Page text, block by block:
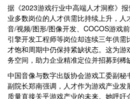
据《2023游戏行业中高端人才洞察》
业多数岗位的人才供需比持续上升，
音/视频/图形/图像开发、COCOS游戏
引擎开发工程师等岗位却连续三年供
才饱和周期中仍保持紧缺状态。这为游
务空间，助力企业精准定位并招募到稀
中国音像与数字出版协会游戏工委副
副院长郑南强调，人才作为游戏产业
质量直接关乎游戏产业的未来。她呼吁